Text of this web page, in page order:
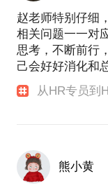
赵老师特别仔细
相关问题一一对
思考，不断前行
己会好好消化和
从HR专员到
熊小黄